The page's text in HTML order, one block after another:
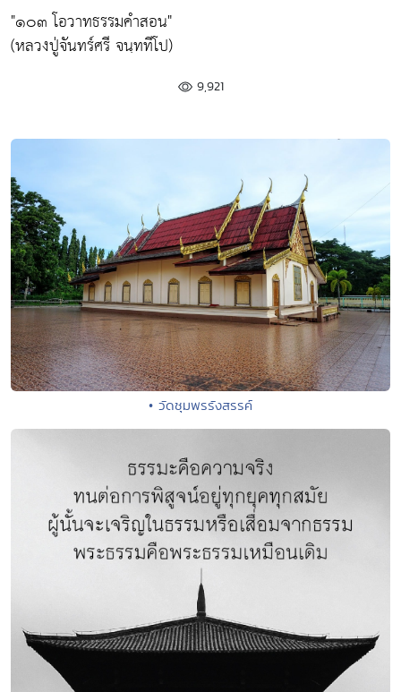
"๑๐๓ โอวาทธรรมคำสอน"
(หลวงปู่จันทร์ศรี จนฺททีโป)
9,921
• วัดชุมพรรังสรรค์